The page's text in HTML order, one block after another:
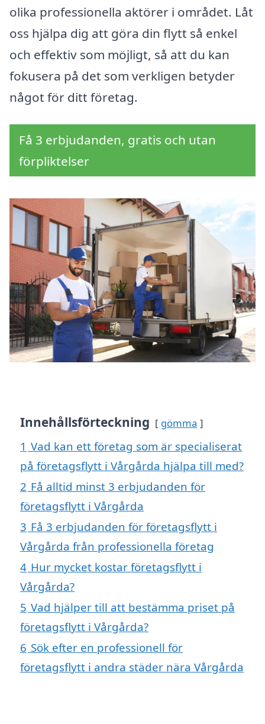
olika professionella aktörer i området. Låt
oss hjälpa dig att göra din flytt så enkel
och effektiv som möjligt, så att du kan
fokusera på det som verkligen betyder
något för ditt företag.
Få 3 erbjudanden, gratis och utan
förpliktelser
Innehållsförteckning gömma
1 Vad kan ett företag som är specialiserat
på företagsflytt i Vårgårda hjälpa till med?
2 Få alltid minst 3 erbjudanden för
företagsflytt i Vårgårda
3 Få 3 erbjudanden för företagsflytt i
Vårgårda från professionella företag
4 Hur mycket kostar företagsflytt i
Vårgårda?
5 Vad hjälper till att bestämma priset på
företagsflytt i Vårgårda?
6 Sök efter en professionell för
företagsflytt i andra städer nära Vårgårda